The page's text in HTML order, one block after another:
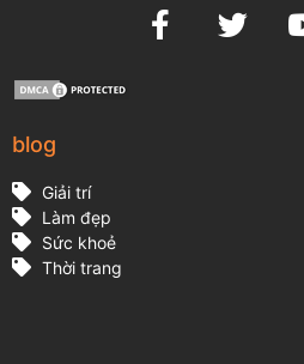
blog
Giải trí
Làm đẹp
Sức khoẻ
Thời trang